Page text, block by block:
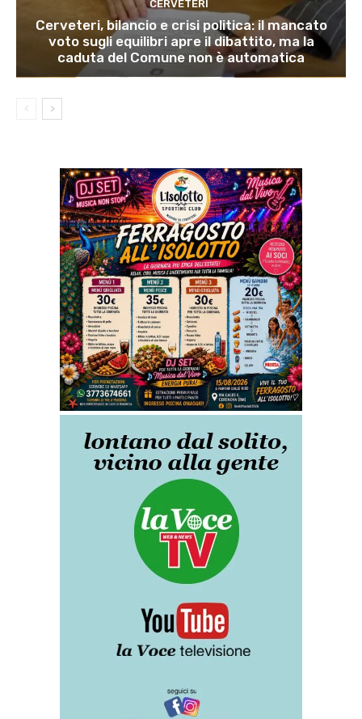
CERVETERI
Cerveteri, bilancio e crisi politica: il mancato
voto sugli equilibri apre il dibattito, ma la
caduta del Comune non è automatica